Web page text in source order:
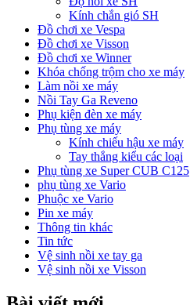
Kính chắn gió SH
Đồ chơi xe Vespa
Đồ chơi xe Visson
Đồ chơi xe Winner
Khóa chống trộm cho xe máy
Làm nồi xe máy
Nồi Tay Ga Reveno
Phụ kiện đèn xe máy
Phụ tùng xe máy
Kính chiếu hậu xe máy
Tay thắng kiểu các loại
Phụ tùng xe Super CUB C125
phụ tùng xe Vario
Phuộc xe Vario
Pin xe máy
Thông tin khác
Tin tức
Vệ sinh nồi xe tay ga
Vệ sinh nồi xe Visson